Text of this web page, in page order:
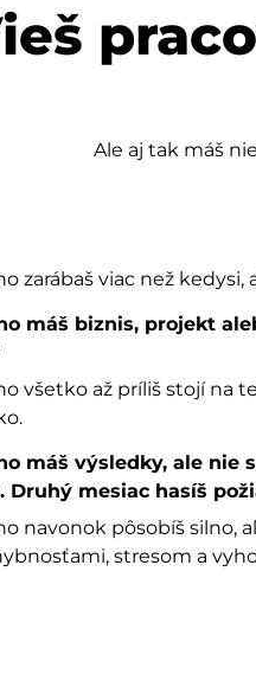
Ale aj tak máš
zarábaš viac než
máš biznis, projekt
všetko až príliš stojí na
máš výsledky, ale nie
Druhý mesiac hasíš
navonok pôsobíš silno,
stresom a